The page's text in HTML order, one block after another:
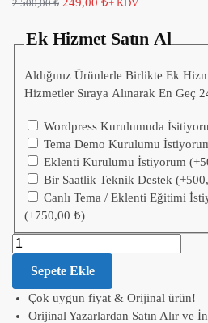
2.500,00₺ + KDV
Ek Hizmet Satın Al
Aldığınız Ürünlerle Birlikte Ek
Hizmetler Sıraya Alınarak En Geç
Wordpress Kurulumuda
Tema Demo Kurulumu
Eklenti Kurulumu İstiyorum(+
Bir Saatlik Teknik Destek(+
Canlı Tema / Eklenti Eğitimi
(+750,00₺)
Sepete Ekle
Çok uygun fiyat & Orijinal ürün!
Orijinal Yazarlardan Satın Alır ve